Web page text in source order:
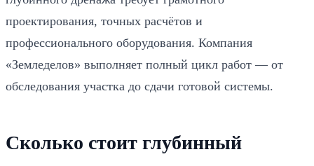
проектирования, точных расчётов и
профессионального оборудования. Компания
«Земледелов» выполняет полный цикл работ — от
обследования участка до сдачи готовой системы.
Сколько стоит глубинный